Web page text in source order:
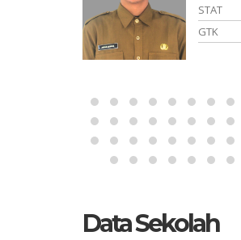
STAT
GTK
Data Sekolah